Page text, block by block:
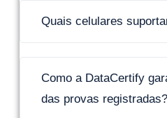
Quais celulares
Como a DataCertify
das provas registradas?